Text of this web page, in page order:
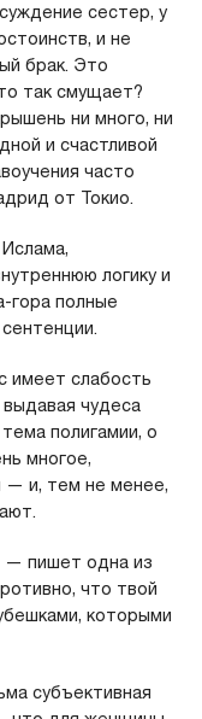
сестер, у
и не
брак. Это
так смущает?
ни много, ни
и счастливой
часто
от Токио.
логику и
гора полные
имеет слабость
выдавая чудеса
полигамии, о
многое,
— и, тем не менее,
— пишет одна из
что твой
которыми
субъективная